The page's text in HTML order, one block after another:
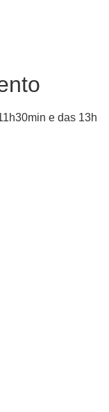
e das 13h